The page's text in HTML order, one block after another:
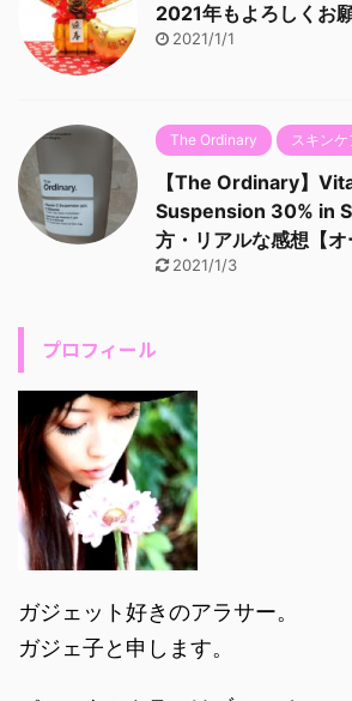
2021年もよろしくお
2021/1/1
The Ordinary スキンケ
【The Ordinary】
Suspension 30% in
方・リアルな感想【オ
2021/1/3
プロフィール
ガジェット好きのアラサー。
ガジェ子と申します。